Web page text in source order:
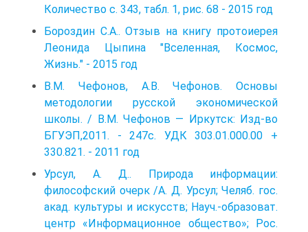
Количество с. 343, табл. 1, рис. 68 - 2015 год
Бороздин С.А.. Отзыв на книгу протоиерея
Леонида Цыпина "Вселенная, Космос,
Жизнь." - 2015 год
В.М. Чефонов, А.В. Чефонов. Основы
методологии русской экономической
школы. / В.М. Чефонов — Иркутск: Изд-во
БГУЭП,2011. - 247с. УДК 303.01.000.00 +
330.821. - 2011 год
Урсул, А. Д.. Природа информации:
философский очерк /А. Д. Урсул; Челяб. гос.
акад. культуры и искусств; Науч.-образоват.
центр «Информационное общество»; Рос.